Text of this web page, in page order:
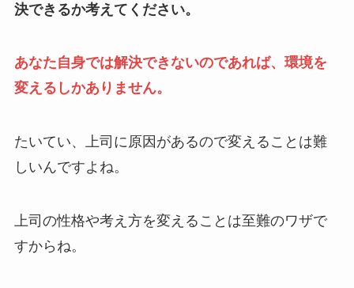
決できるか考えてください。
あなた自身では解決できないのであれば、環境を
変えるしかありません。
たいてい、上司に原因があるので変えることは難
しいんですよね。
上司の性格や考え方を変えることは至難のワザで
すからね。